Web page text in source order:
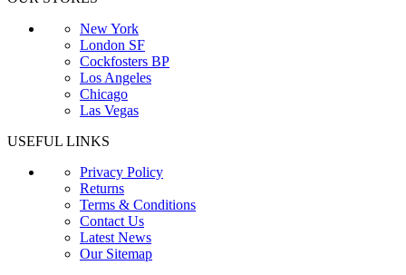
New York
London SF
Cockfosters BP
Los Angeles
Chicago
Las Vegas
USEFUL LINKS
Privacy Policy
Returns
Terms & Conditions
Contact Us
Latest News
Our Sitemap